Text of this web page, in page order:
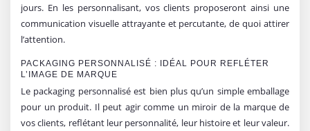
jours. En les personnalisant, vos clients proposeront ainsi une
communication visuelle attrayante et percutante, de quoi attirer
l’attention.
PACKAGING PERSONNALISÉ : IDÉAL POUR REFLÉTER
L’IMAGE DE MARQUE
Le packaging personnalisé est bien plus qu’un simple emballage
pour un produit. Il peut agir comme un miroir de la marque de
vos clients, reflétant leur personnalité, leur histoire et leur valeur.